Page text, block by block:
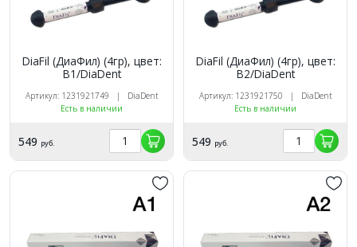
DiaFil (ДиаФил) (4гр), цвет:
B1/DiaDent
Артикул: 1231921749 | DiaDent
Есть в наличии
549 руб.
DiaFil (ДиаФил) (4гр), цвет:
B2/DiaDent
Артикул: 1231921750 | DiaDent
Есть в наличии
549 руб.